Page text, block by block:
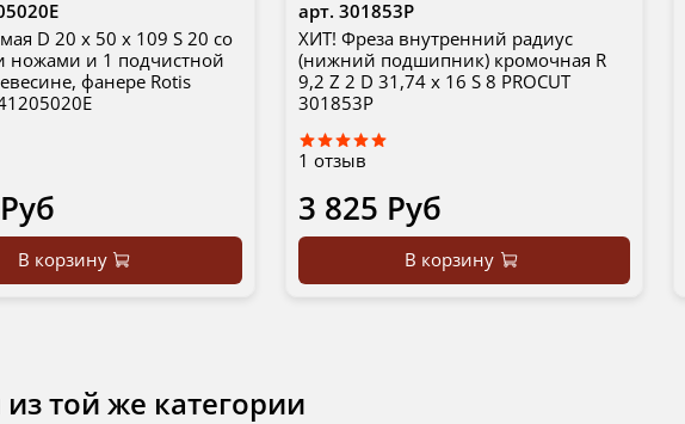
D 20 x 50 x 109 S 20 со
ножами и 1 подчистной
фанере Rotis
В корзину
арт.301853P
ХИТ! Фреза внутренний радиус
(нижний подшипник) кромочная R
9,2 Z 2 D 31,74 x 16 S 8 PROCUT
301853P
1 отзыв
3 825 Руб
В корзину
той же категории